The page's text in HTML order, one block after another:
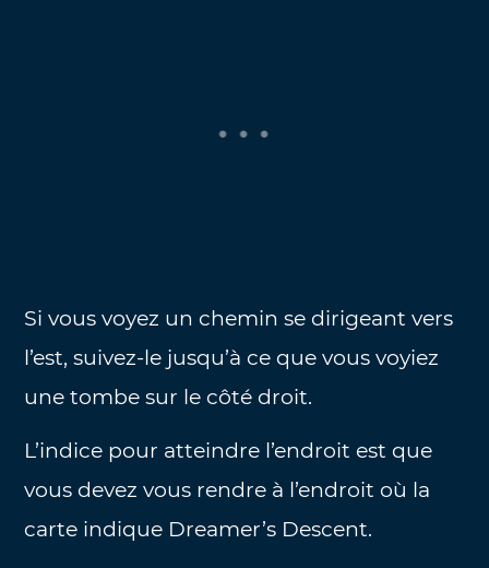
Si vous voyez un chemin se dirigeant vers
l’est, suivez-le jusqu’à ce que vous voyiez
une tombe sur le côté droit.
L’indice pour atteindre l’endroit est que
vous devez vous rendre à l’endroit où la
carte indique Dreamer’s Descent.